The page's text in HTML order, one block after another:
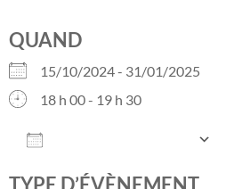
QUAND
15/10/2024 - 31/01/2025
18 h 00 - 19 h 30
TYPE D’ÉVÈNEMENT